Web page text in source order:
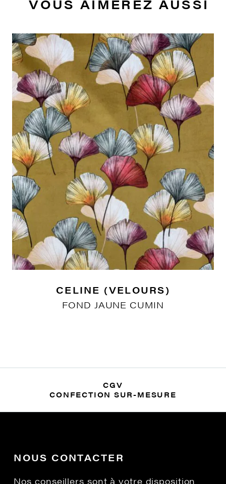
VOUS AIMEREZ AUSSI
CELINE (VELOURS)
FOND JAUNE CUMIN
CGV
CONFECTION SUR-MESURE
NOUS CONTACTER
Nos conseillers sont à votre disposition